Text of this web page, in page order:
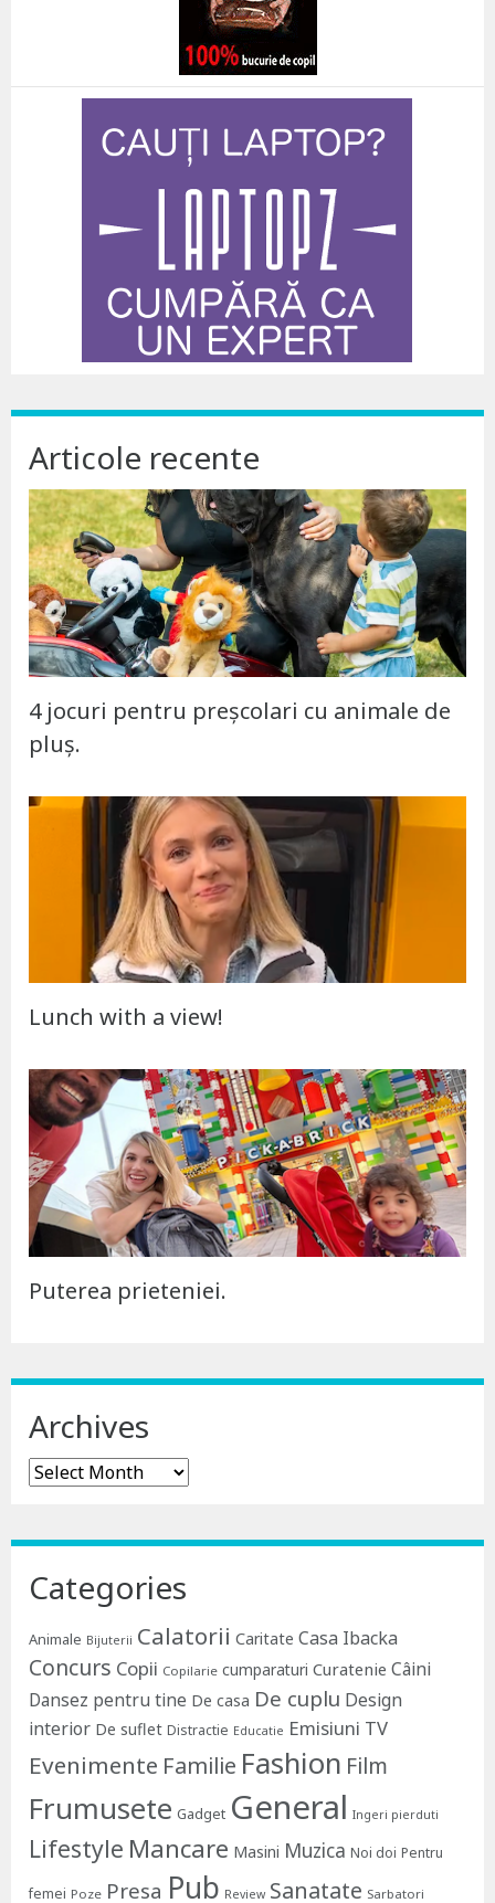
Articole recente
4 jocuri pentru preșcolari cu animale de
pluș.
Lunch with a view!
Puterea prieteniei.
Archives
Archives
Categories
Animale Bijuterii Calatorii Caritate Casa Ibacka
Concurs Copii Copilarie cumparaturi Curatenie Câini
Dansez pentru tine De casa De cuplu Design
interior De suflet Distractie Educatie Emisiuni TV
Evenimente Familie Fashion Film
Frumusete Gadget General Ingeri pierduti
Lifestyle Mancare Masini Muzica Noi doi Pentru
femei Poze Presa Pub Review Sanatate Sarbatori